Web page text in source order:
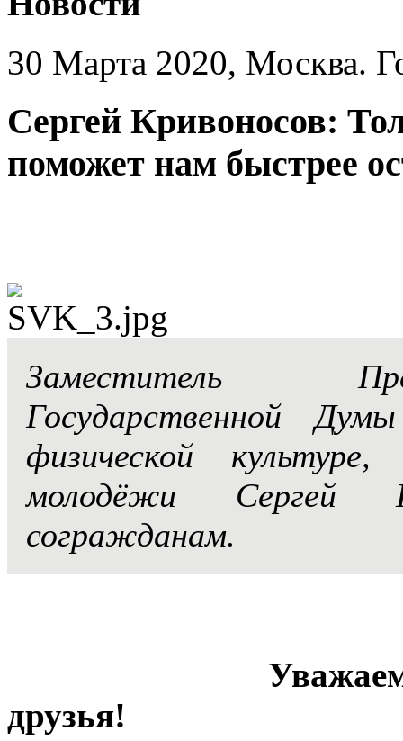
30 Марта 2020, Москва.
Сергей Кривоносов:
поможет нам быстрее
Заместитель
Государственной
физической
молодёжи Сергей
согражданам.
друзья!